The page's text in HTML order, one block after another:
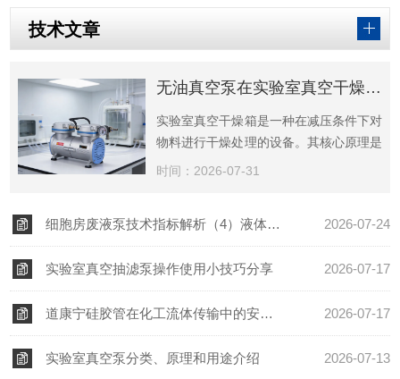
技术文章
无油真空泵在实验室真空干燥箱中的应用
实验室真空干燥箱是一种在减压条件下对
物料进行干燥处理的设备。其核心原理是
利用真空泵...
时间：2026-07-31
2026-07-24
细胞房废液泵技术指标解析（4）液体吸停控制方式
2026-07-17
实验室真空抽滤泵操作使用小技巧分享
2026-07-17
道康宁硅胶管在化工流体传输中的安全与效率平衡
2026-07-13
实验室真空泵分类、原理和用途介绍